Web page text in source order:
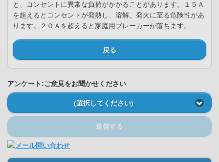
と、コンセントに異常な負荷がかかることがあります。１５Ａ
を超えるとコンセントが発熱し、溶解、発火に至る危険性があ
ります。２０Ａを超えると家庭用ブレーカーが落ちます。
戻る
アンケート:ご意見をお聞かせください
(選択してください)
送信する